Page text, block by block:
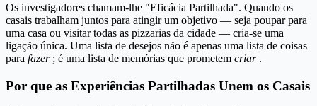
Os investigadores chamam-lhe "Eficácia Partilhada". Quando os
casais trabalham juntos para atingir um objetivo — seja poupar para
uma casa ou visitar todas as pizzarias da cidade — cria-se uma
ligação única. Uma lista de desejos não é apenas uma lista de coisas
para fazer ; é uma lista de memórias que prometem criar .
Por que as Experiências Partilhadas Unem os Casais